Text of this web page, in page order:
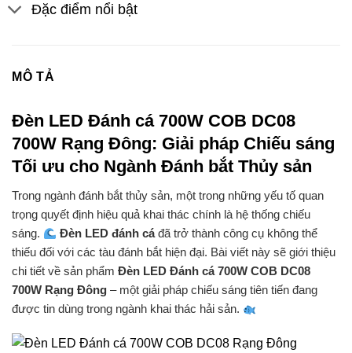
Đặc điểm nổi bật
MÔ TẢ
Đèn LED Đánh cá 700W COB DC08
700W Rạng Đông: Giải pháp Chiếu sáng
Tối ưu cho Ngành Đánh bắt Thủy sản
Trong ngành đánh bắt thủy sản, một trong những yếu tố quan
trọng quyết định hiệu quả khai thác chính là hệ thống chiếu
sáng.
Đèn LED đánh cáđã trở thành công cụ không thể
thiếu đối với các tàu đánh bắt hiện đại. Bài viết này sẽ giới thiệu
chi tiết về sản phẩm Đèn LED Đánh cá 700W COB DC08
700W Rạng Đông – một giải pháp chiếu sáng tiên tiến đang
được tin dùng trong ngành khai thác hải sản.